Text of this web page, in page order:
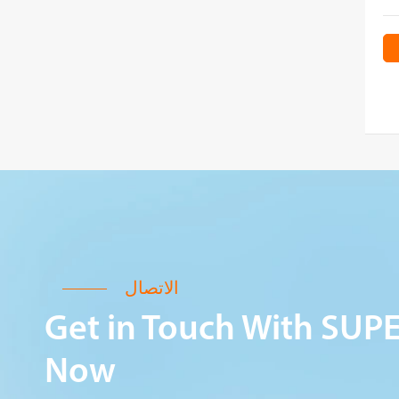
الاتصال
Get in Touch With
Now